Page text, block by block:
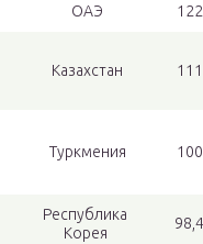
ОАЭ 122
Казахстан 111
Туркмения 100
Республика
Корея
98,4